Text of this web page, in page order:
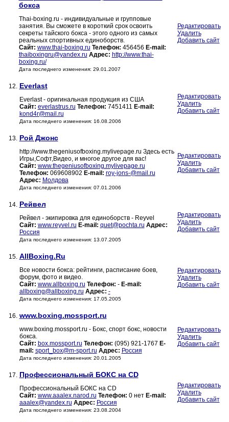
бокса
Thai-boxing.ru - индивидуальные и групповые
занятия. Вы сможете в короткий срок освоить
секреты тайского бокса - этого одного из самых
реальныx спортивных единоборств.
Сайт: www.thai-boxing.ru Телефон: 456456 E-mail:
thaiboxingru@yandex.ru Адрес: http://www.thai-
boxing.ru/
Дата последнего изменения: 29.01.2007
Редактировать
Удалить
Добавить сайт
12. Everlast
Everlast - оригинальная продукция из США
Сайт: everlastrus.ru Телефон: 7451411 E-mail:
kond4r@mail.ru
Дата последнего изменения: 16.08.2006
Редактировать
Удалить
Добавить сайт
13. Рой Джонс
http://www.thegeniusofboxing.mylivepage.ru Здесь есть
Игры,Софт,Видео, и многое другое для вас!
Сайт: www.thegeniusofboxing.mylivepage.ru
Телефон: 069608902 E-mail: roy-jons-@mail.ru
Адрес: Молдова
Дата последнего изменения: 07.01.2006
Редактировать
Удалить
Добавить сайт
14. Рейвел
Рейвел - экипировка для единоборств - Reyvel
Сайт: www.reyvel.ru E-mail: quet@pochta.ru Адрес:
Россия
Дата последнего изменения: 13.07.2005
Редактировать
Удалить
Добавить сайт
15. AllBoxing.Ru
Все новости бокса: рейтинги, расписание боев,
форум, фото и видео.
Сайт: www.allboxing.ru Телефон: - E-mail:
allboxing@allboxing.ru Адрес: -
Дата последнего изменения: 17.05.2005
Редактировать
Удалить
Добавить сайт
16. www.boxing.mossport.ru
www.boxing.mossport.ru - Бокс, спорт бокс, новости
бокса.
Сайт: box.mossport.ru Телефон: (095) 921-1767 E-
mail: sport_box@m-sport.ru Адрес: Россия
Дата последнего изменения: 20.01.2005
Редактировать
Удалить
Добавить сайт
17. Профессиональный БОКС на CD
Профессиональный БОКС на CD
Сайт: www.aaalex.narod.ru Телефон: 0 нет E-mail:
aaalex@yandex.ru Адрес: Россия
Дата последнего изменения: 23.08.2004
Редактировать
Удалить
Добавить сайт